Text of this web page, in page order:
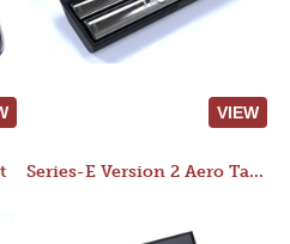
VIEW
Series-E Version 2 Aero Tank Starter Kit